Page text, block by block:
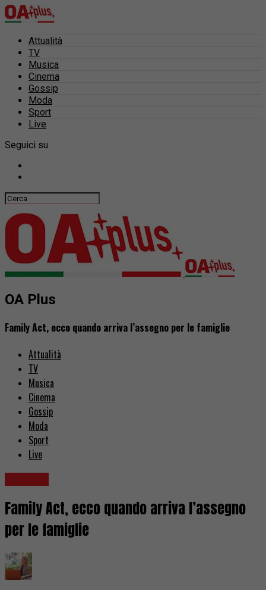
Attualità
TV
Musica
Cinema
Gossip
Moda
Sport
Live
Seguici su
OA Plus
Family Act, ecco quando arriva l’assegno per le famiglie
Attualità
TV
Musica
Cinema
Gossip
Moda
Sport
Live
Family Act, ecco quando arriva l’assegno
per le famiglie